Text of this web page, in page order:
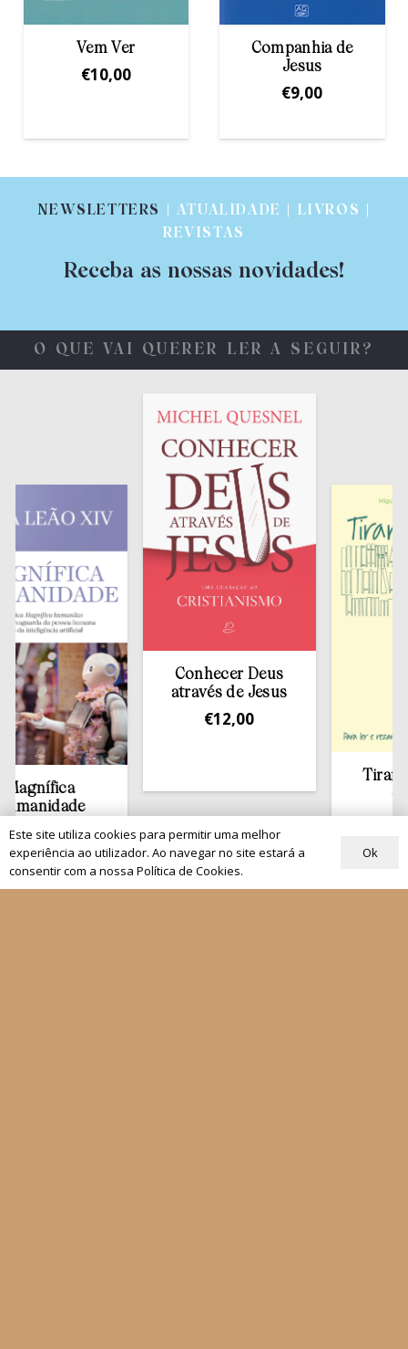
Companhia de
Jesus
Sempre em
Discernimento
€15,00
NEWSLETTERS
| ATUALIDADE | LIVROS |
REVISTAS
Receba as nossas novidades!
O QUE VAI QUERER LER A SEGUIR?
Conhecer Deus
através de Jesus
12,00
Tirar a
estante
€13,50
Este site utiliza cookies para permitir uma melhor
experiência ao utilizador. Ao navegar no site estará a
consentir com a nossa Política de Cookies.
Ok